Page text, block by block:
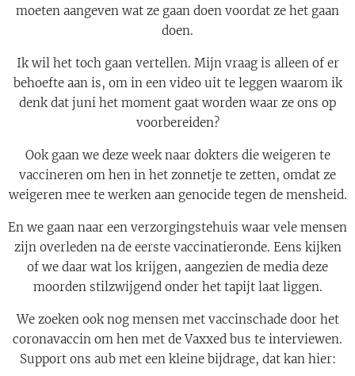
moeten aangeven wat ze gaan doen voordat ze het gaan
doen.
Ik wil het toch gaan vertellen. Mijn vraag is alleen of er
behoefte aan is, om in een video uit te leggen waarom ik
denk dat juni het moment gaat worden waar ze ons op
voorbereiden?
Ook gaan we deze week naar dokters die weigeren te
vaccineren om hen in het zonnetje te zetten, omdat ze
weigeren mee te werken aan genocide tegen de mensheid.
En we gaan naar een verzorgingstehuis waar vele mensen
zijn overleden na de eerste vaccinatieronde. Eens kijken
of we daar wat los krijgen, aangezien de media deze
moorden stilzwijgend onder het tapijt laat liggen.
We zoeken ook nog mensen met vaccinschade door het
coronavaccin om hen met de Vaxxed bus te interviewen.
Support ons aub met een kleine bijdrage, dat kan hier: